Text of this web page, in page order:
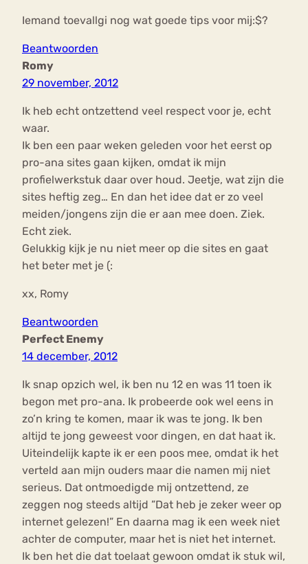
Iemand toevallgi nog wat goede tips voor mij:$?
Beantwoorden
Romy
29 november, 2012
Ik heb echt ontzettend veel respect voor je, echt
waar.
Ik ben een paar weken geleden voor het eerst op
pro-ana sites gaan kijken, omdat ik mijn
profielwerkstuk daar over houd. Jeetje, wat zijn die
sites heftig zeg… En dan het idee dat er zo veel
meiden/jongens zijn die er aan mee doen. Ziek.
Echt ziek.
Gelukkig kijk je nu niet meer op die sites en gaat
het beter met je (:
xx, Romy
Beantwoorden
Perfect Enemy
14 december, 2012
Ik snap opzich wel, ik ben nu 12 en was 11 toen ik
begon met pro-ana. Ik probeerde ook wel eens in
zo’n kring te komen, maar ik was te jong. Ik ben
altijd te jong geweest voor dingen, en dat haat ik.
Uiteindelijk kapte ik er een poos mee, omdat ik het
verteld aan mijn ouders maar die namen mij niet
serieus. Dat ontmoedigde mij ontzettend, ze
zeggen nog steeds altijd ”Dat heb je zeker weer op
internet gelezen!” En daarna mag ik een week niet
achter de computer, maar het is niet het internet.
Ik ben het die dat toelaat gewoon omdat ik stuk wil,